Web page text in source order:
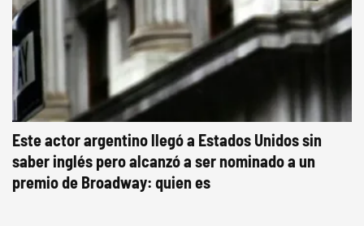
Este actor argentino llegó a Estados Unidos sin
saber inglés pero alcanzó a ser nominado a un
premio de Broadway: quien es